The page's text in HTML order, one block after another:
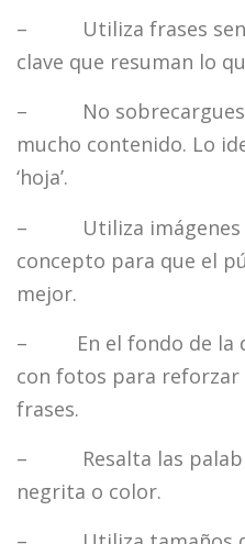
– Utiliza frases
clave que resuman lo
– No sobrecargues
mucho contenido. Lo
‘hoja’.
– Utiliza imágenes
concepto para que el
mejor.
– En el fondo de la
con fotos para reforzar
frases.
– Resalta las
negrita o color.